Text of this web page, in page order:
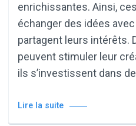
enrichissantes. Ainsi,
échanger des idées
partagent leurs intérêts.
peuvent stimuler leur
ils s’investissent dans
Lire la suite